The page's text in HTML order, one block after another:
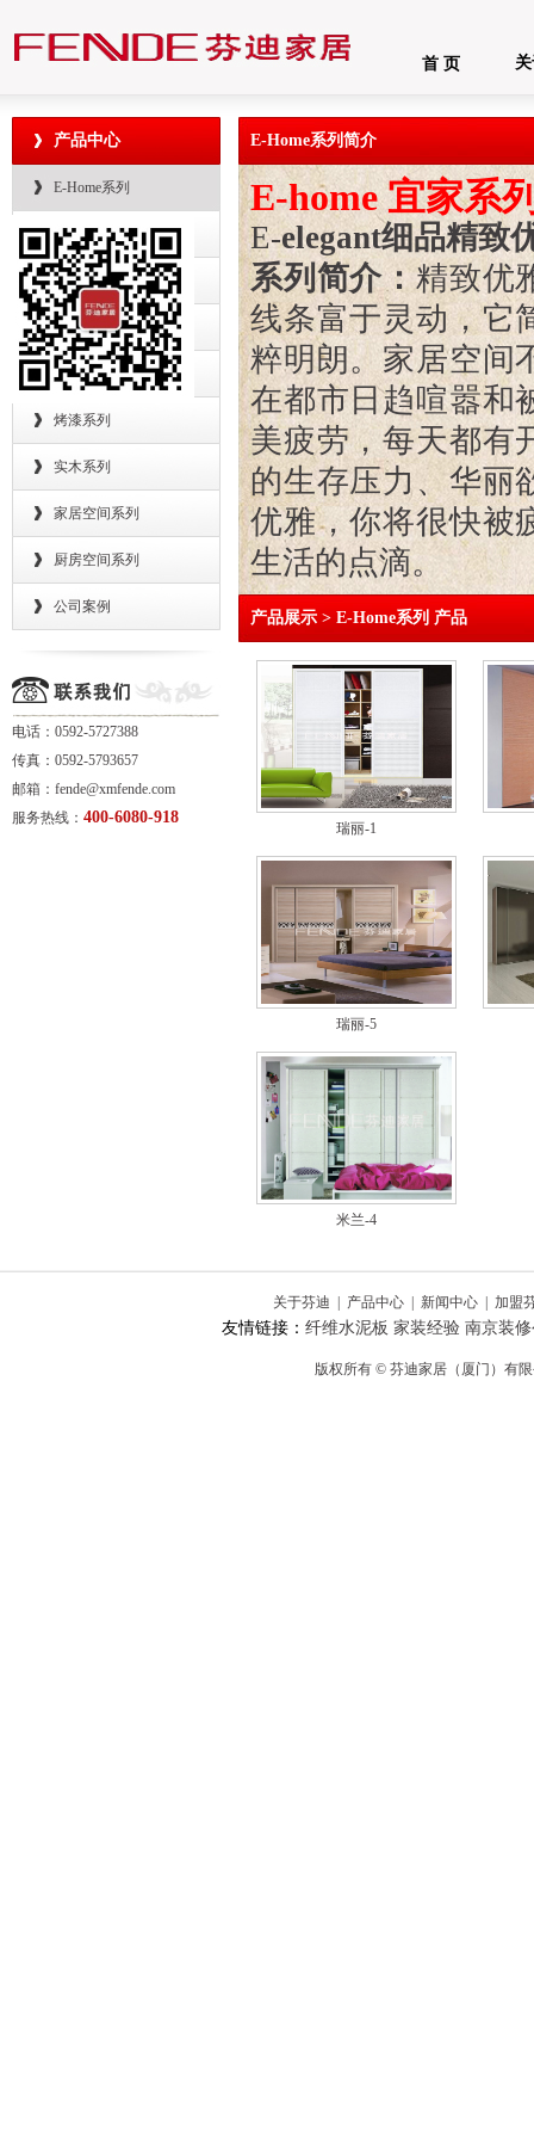
首 页
产品中心
E-Home系列
U-Home系列
F-Home系列
精品柜系列
整体板系列
烤漆系列
实木系列
家居空间系列
厨房空间系列
公司案例
电话：0592-5727388
传真：0592-5793657
邮箱：fende@xmfende.com
服务热线： 400-6080-918
E-Home系列简介
E-home宜家系
E-elegant细品精致
系列简介：精致优
线条富于灵动，它
粹明朗。家居空间
在都市日趋喧嚣和
美疲劳，每天都有
的生存压力、华丽
优雅，你将很快被
生活的点滴。
产品展示 > E-Home系列 产品
瑞丽-1
瑞丽-5
米兰-4
关于芬迪 产品中心| 新闻中心| 加盟
友情链接： 纤维水泥板 家装经验 南京装
版权所有 © 芬迪家居（厦门）